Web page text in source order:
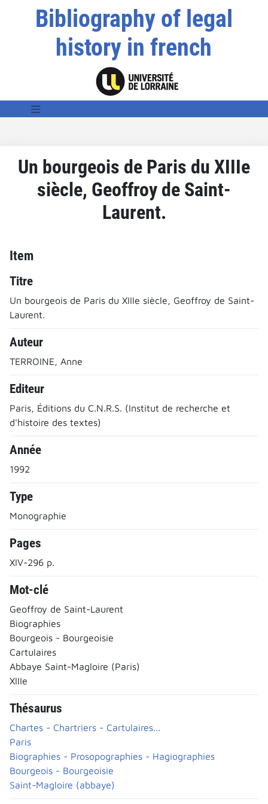
Bibliography of legal
history in french
Un bourgeois de Paris du XIIIe
siècle, Geoffroy de Saint-
Laurent.
Item
Titre
Un bourgeois de Paris du XIIIe siècle, Geoffroy de Saint-
Laurent.
Auteur
TERROINE, Anne
Editeur
Paris, Éditions du C.N.R.S. (Institut de recherche et
d'histoire des textes)
Année
1992
Type
Monographie
Pages
XIV-296 p.
Mot-clé
Geoffroy de Saint-Laurent
Biographies
Bourgeois - Bourgeoisie
Cartulaires
Abbaye Saint-Magloire (Paris)
XIIIe
Thésaurus
Chartes - Chartriers - Cartulaires...
Paris
Biographies - Prosopographies - Hagiographies
Bourgeois - Bourgeoisie
Saint-Magloire (abbaye)